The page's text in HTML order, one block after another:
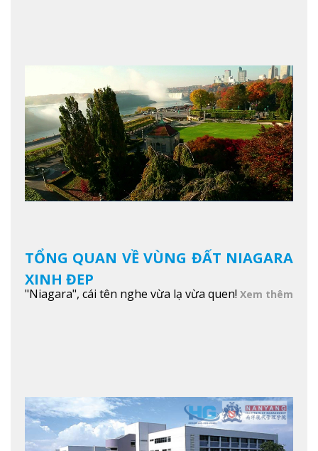
TỔNG QUAN VỀ VÙNG ĐẤT NIAGARA
XINH ĐẸP
"Niagara", cái tên nghe vừa lạ vừa quen! Xem thêm